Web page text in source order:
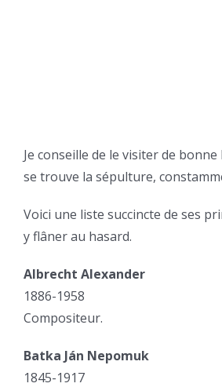
Je conseille de le visiter de
se trouve la sépulture,
Voici une liste succincte de ses
y flâner au hasard.
Albrecht Alexander
1886-1958
Compositeur.
Batka Ján Nepomuk
1845-1917